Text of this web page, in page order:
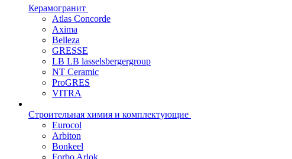
Керамогранит
Atlas Concorde
Axima
Belleza
GRESSE
LB LB lasselsbergergroup
NT Ceramic
ProGRES
VITRA
Строительная химия и комплектующие
Eurocol
Arbiton
Bonkeel
Forbo Arlok